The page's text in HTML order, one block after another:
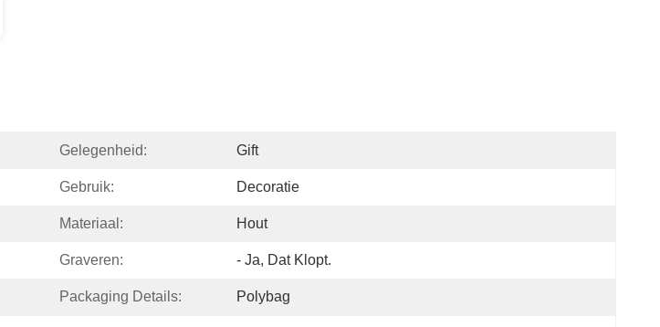
Gelegenheid: Gift
Gebruik: Decoratie
Materiaal: Hout
Graveren: - Ja, Dat Klopt.
Packaging Details: Polybag